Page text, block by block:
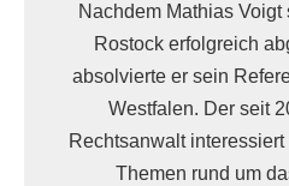
Nachdem Mathias
Rostock erfolgreich
absolvierte er sein
Westfalen. Der seit
Rechtsanwalt
Themen rund um